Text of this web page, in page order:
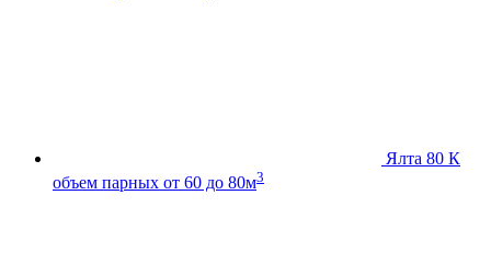
Ялта 80 К
объем парных от 60 до 80м3